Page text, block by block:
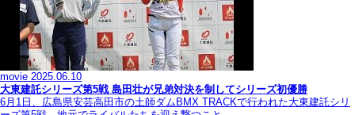
movie 2025.06.10
大東建託シリーズ第5戦 島田壮が兄弟対決を制してシリーズ初優勝
6月1日、広島県安芸高田市の土師ダムBMX TRACKで行われた大東建託シリ